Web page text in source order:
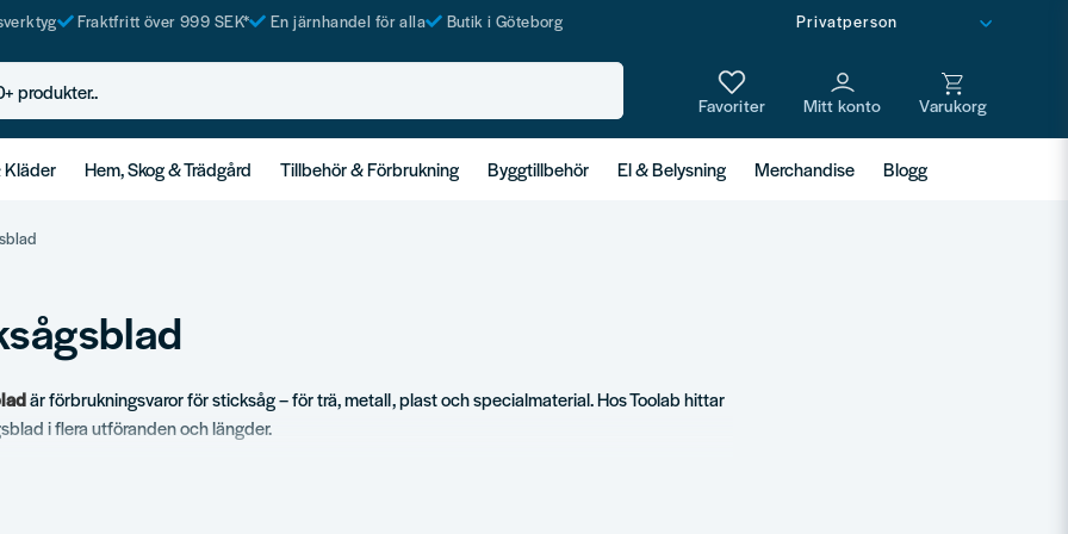
Fraktfritt över 999 SEK* En järnhandel för alla Butik i Göteborg
Kläder Hem, Skog & Trädgård Tillbehör & Förbrukning Byggtillbehör El & Belysning Merchandise Blogg
är förbrukningsvaror för sticksåg – för trä, metall, plast och specialmaterial. Hos Toolab hittar
i flera utföranden och längder.